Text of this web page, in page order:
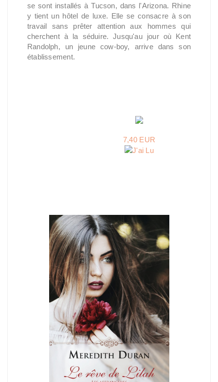
se sont installés à Tucson, dans l'Arizona. Rhine
y tient un hôtel de luxe. Elle se consacre à son
travail sans prêter attention aux hommes qui
cherchent à la séduire. Jusqu'au jour où Kent
Randolph, un jeune cow-boy, arrive dans son
établissement.
7,40 EUR